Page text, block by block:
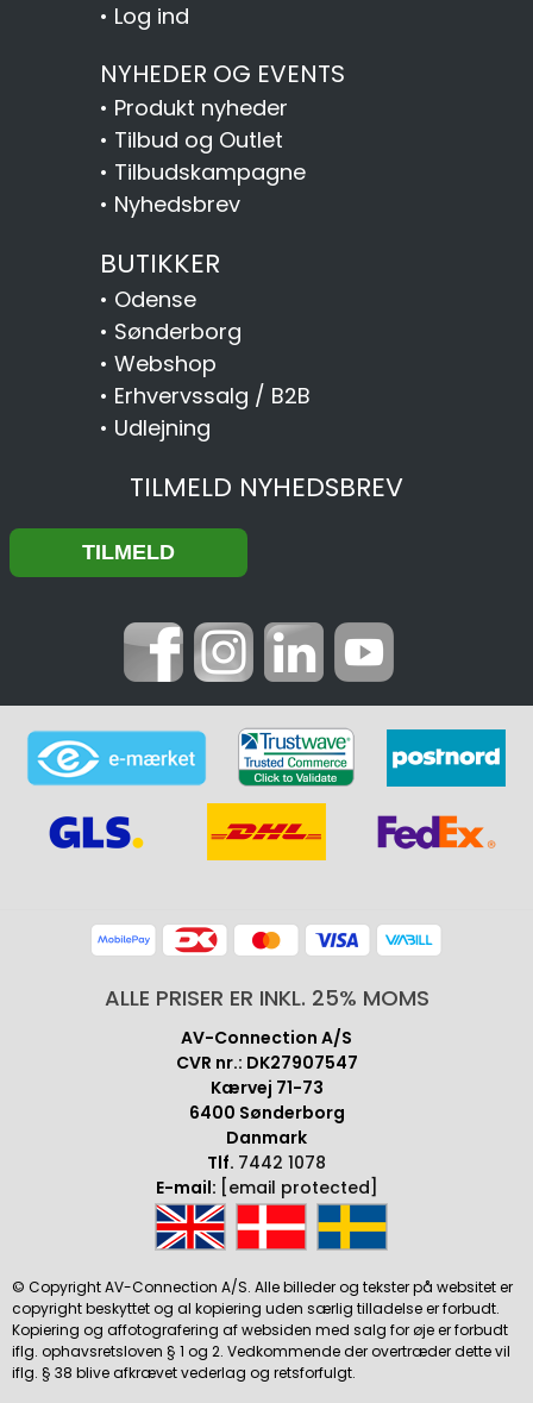
• Log ind
NYHEDER OG EVENTS
• Produkt nyheder
• Tilbud og Outlet
• Tilbudskampagne
• Nyhedsbrev
BUTIKKER
• Odense
• Sønderborg
• Webshop
• Erhvervssalg / B2B
• Udlejning
TILMELD NYHEDSBREV
ALLE PRISER ER INKL. 25% MOMS
AV-Connection A/S
CVR nr.: DK27907547
Kærvej 71-73
6400 Sønderborg
Danmark
Tlf. 7442 1078
E-mail: [email protected]
© Copyright AV-Connection A/S. Alle billeder og tekster på websitet er
copyright beskyttet og al kopiering uden særlig tilladelse er forbudt.
Kopiering og affotografering af websiden med salg for øje er forbudt
iflg. ophavsretsloven § 1 og 2. Vedkommende der overtræder dette vil
iflg. § 38 blive afkrævet vederlag og retsforfulgt.